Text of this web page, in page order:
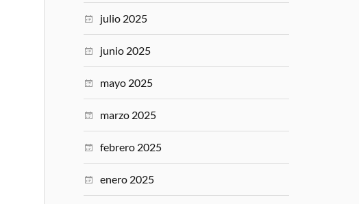
julio 2025
junio 2025
mayo 2025
marzo 2025
febrero 2025
enero 2025